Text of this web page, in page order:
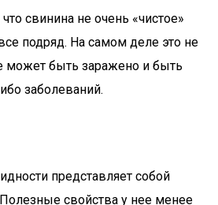
свинина не очень «чистое»
подряд. На самом деле это не
может быть заражено и быть
заболеваний.
представляет собой
свойства у нее менее